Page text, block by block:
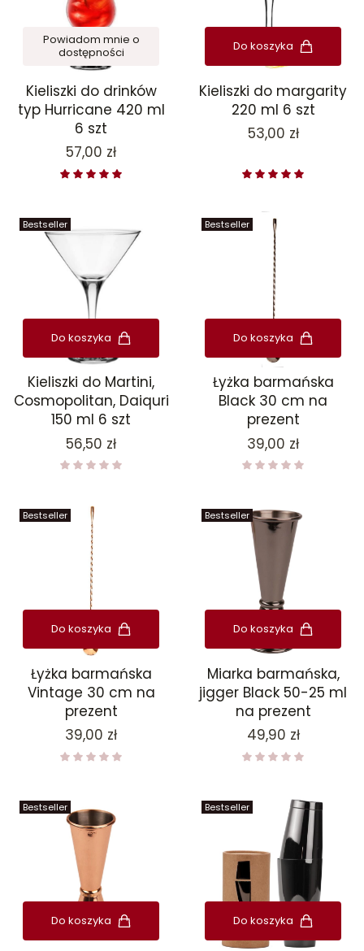
Powiadom mnie o
dostępności
Kieliszki do drinków
typ Hurricane 420 ml
6 szt
Cena
57,00 zł
Do koszyka
Kieliszki do margarity
220 ml 6 szt
Cena
53,00 zł
Bestseller
Do koszyka
Kieliszki do Martini,
Cosmopolitan, Daiquri
150 ml 6 szt
Cena
56,50 zł
Bestseller
Do koszyka
Łyżka barmańska
Black 30 cm na
prezent
Cena
39,00 zł
Bestseller
Do koszyka
Łyżka barmańska
Vintage 30 cm na
prezent
Cena
39,00 zł
Bestseller
Do koszyka
Miarka barmańska,
jigger Black 50-25 ml
na prezent
Cena
49,90 zł
Bestseller
Do koszyka
Bestseller
Do koszyka